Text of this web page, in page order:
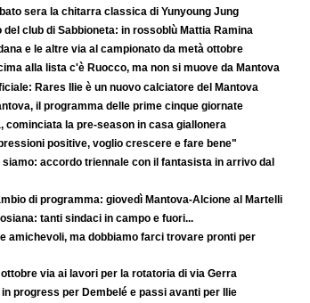
sera la chitarra classica di Yunyoung Jung
del club di Sabbioneta: in rossoblù Mattia Ramina
e le altre via al campionato da metà ottobre
alla lista c'è Ruocco, ma non si muove da Mantova
Rares Ilie è un nuovo calciatore del Mantova
il programma delle prime cinque giornate
cominciata la pre-season in casa giallonera
positive, voglio crescere e fare bene"
siamo: accordo triennale con il fantasista in arrivo dal
di programma: giovedì Mantova-Alcione al Martelli
tanti sindaci in campo e fuori...
amichevoli, ma dobbiamo farci trovare pronti per
via ai lavori per la rotatoria di via Gerra
progress per Dembelé e passi avanti per Ilie